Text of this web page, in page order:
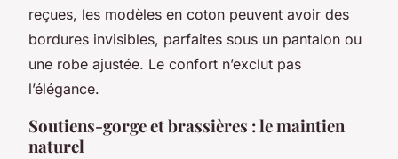
reçues, les modèles en coton peuvent avoir des
bordures invisibles, parfaites sous un pantalon ou
une robe ajustée. Le confort n’exclut pas
l’élégance.
Soutiens-gorge et brassières : le maintien
naturel